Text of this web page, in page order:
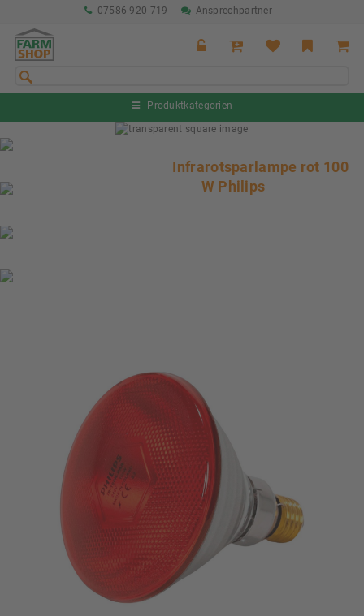
07586 920-719 Ansprechpartner
Produktkategorien
Infrarotsparlampe rot 100
W Philips